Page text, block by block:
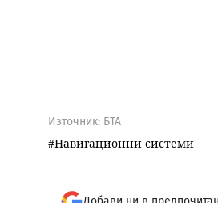
Източник: БТА
Навигационни системи